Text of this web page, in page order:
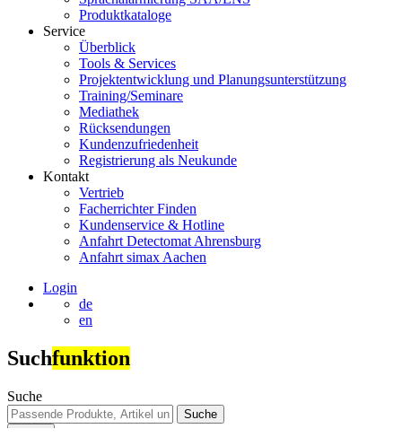
Produktkataloge
Service
Überblick
Tools & Services
Projektentwicklung und Planungsunterstützung
Training/Seminare
Mediathek
Rücksendungen
Kundenzufriedenheit
Registrierung als Neukunde
Kontakt
Vertrieb
Facherrichter Finden
Kundenservice & Hotline
Anfahrt Detectomat Ahrensburg
Anfahrt simax Aachen
Login
de
en
Suchfunktion
Suche
Suche